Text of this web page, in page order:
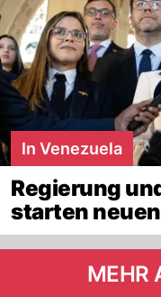
In Venezuela
Regierung
starten
MEHR